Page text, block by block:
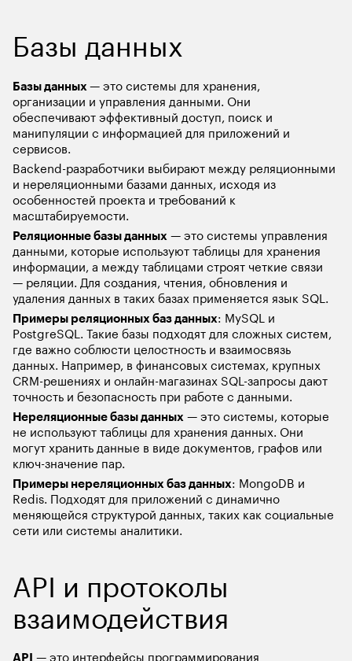
Базы данных
Базы данных — это системы для хранения,
организации и управления данными. Они
обеспечивают эффективный доступ, поиск и
манипуляции с информацией для приложений и
сервисов.
Backend-разработчики выбирают между реляционными
и нереляционными базами данных, исходя из
особенностей проекта и требований к
масштабируемости.
Реляционные базы данных — это системы управления
данными, которые используют таблицы для хранения
информации, а между таблицами строят четкие связи
— реляции. Для создания, чтения, обновления и
удаления данных в таких базах применяется язык SQL.
Примеры реляционных баз данных: MySQL и
PostgreSQL. Такие базы подходят для сложных систем,
где важно соблюсти целостность и взаимосвязь
данных. Например, в финансовых системах, крупных
CRM-решениях и онлайн-магазинах SQL-запросы дают
точность и безопасность при работе с данными.
Нереляционные базы данных — это системы, которые
не используют таблицы для хранения данных. Они
могут хранить данные в виде документов, графов или
ключ-значение пар.
Примеры нереляционных баз данных: MongoDB и
Redis. Подходят для приложений с динамично
меняющейся структурой данных, таких как социальные
сети или системы аналитики.
API и протоколы
взаимодействия
API — это интерфейсы программирования